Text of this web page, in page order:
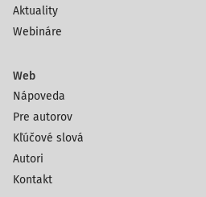
Aktuality
Webináre
Web
Nápoveda
Pre autorov
Kľúčové slová
Autori
Kontakt